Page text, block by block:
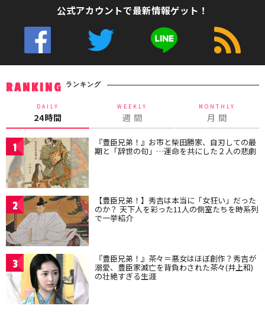
公式アカウントで最新情報ゲット！
RANKING ランキング
DAILY
24時間
WEEKLY
週 間
MONTHLY
月 間
1 『豊臣兄弟！』お市と柴田勝家、自刃しての最
期と「辞世の句」…運命を共にした２人の悲劇
2 【豊臣兄弟！】秀吉は本当に「女狂い」だった
のか？ 天下人を彩った11人の側室たちを時系列
で一挙紹介
3 『豊臣兄弟！』茶々＝悪女はほぼ創作？秀吉が
溺愛、豊臣家滅亡を背負わされた茶々(井上和)
の壮絶すぎる生涯